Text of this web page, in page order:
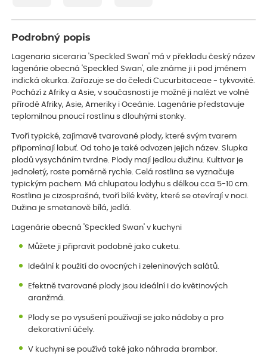
Podrobný popis
Lagenaria siceraria 'Speckled Swan' má v překladu český název
lagenárie obecná 'Speckled Swan', ale známe ji i pod jménem
indická okurka. Zařazuje se do čeledi Cucurbitaceae - tykvovité.
Pochází z Afriky a Asie, v současnosti je možné ji nalézt ve volné
přírodě Afriky, Asie, Ameriky i Oceánie. Lagenárie představuje
teplomilnou pnoucí rostlinu s dlouhými stonky.
Tvoří typické, zajímavě tvarované plody, které svým tvarem
připomínají labuť. Od toho je také odvozen jejich název. Slupka
plodů vysycháním tvrdne. Plody mají jedlou dužinu. Kultivar je
jednoletý, roste poměrně rychle. Celá rostlina se vyznačuje
typickým pachem. Má chlupatou lodyhu s délkou cca 5-10 cm.
Rostlina je cizosprašná, tvoří bílé květy, které se otevírají v noci.
Dužina je smetanově bílá, jedlá.
Lagenárie obecná 'Speckled Swan' v kuchyni
Můžete ji připravit podobně jako cuketu.
Ideální k použití do ovocných i zeleninových salátů.
Efektně tvarované plody jsou ideální i do květinových
aranžmá.
Plody se po vysušení používají se jako nádoby a pro
dekorativní účely.
V kuchyni se používá také jako náhrada brambor.